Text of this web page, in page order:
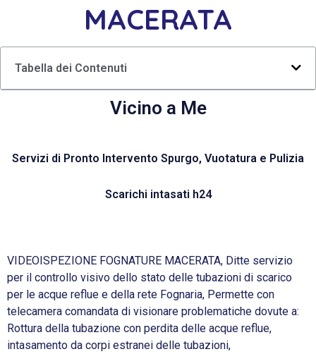
MACERATA
Tabella dei Contenuti
Vicino a Me
Servizi di Pronto Intervento Spurgo, Vuotatura e Pulizia
Scarichi intasati h24
VIDEOISPEZIONE FOGNATURE MACERATA, Ditte servizio
per il controllo visivo dello stato delle tubazioni di scarico
per le acque reflue e della rete Fognaria, Permette con
telecamera comandata di visionare problematiche dovute a:
Rottura della tubazione con perdita delle acque reflue,
intasamento da corpi estranei delle tubazioni,